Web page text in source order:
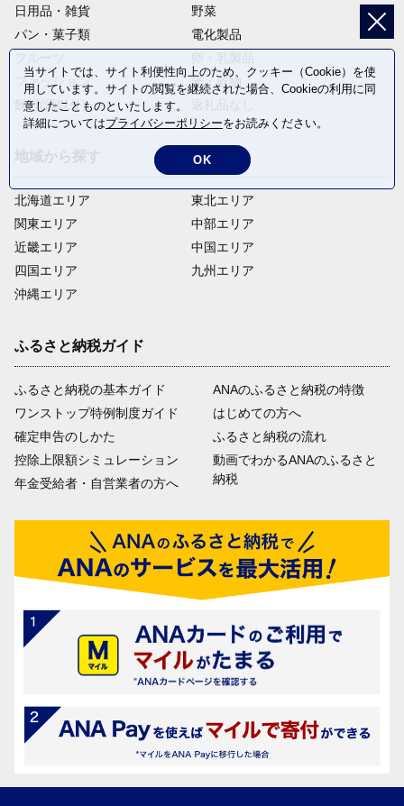
日用品・雑貨
野菜
パン・菓子類
電化製品
ファッション
米・穀物
飲料(酒以外)
北海道エリア
関東エリア
近畿エリア
四国エリア
沖縄エリア
東北エリア
中部エリア
中国エリア
九州エリア
ふるさと納税ガイド
ふるさと納税の基本ガイド
ワンストップ特例制度ガイド
確定申告のしかた
控除上限額シミュレーション
年金受給者・自営業者の方へ
ANAのふるさと納税の特徴
はじめての方へ
ふるさと納税の流れ
動画でわかるANAのふるさと
納税
当サイトでは、サイト利便性向上のため、クッキー（Cookie）を使
用しています。サイトの閲覧を継続された場合、Cookieの利用に同
意したことものといたします。
詳細についてはプライバシーポリシーをお読みください。
OK